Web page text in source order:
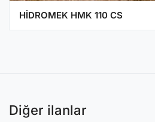
HİDROMEK HMK 110 CS
Diğer ilanlar